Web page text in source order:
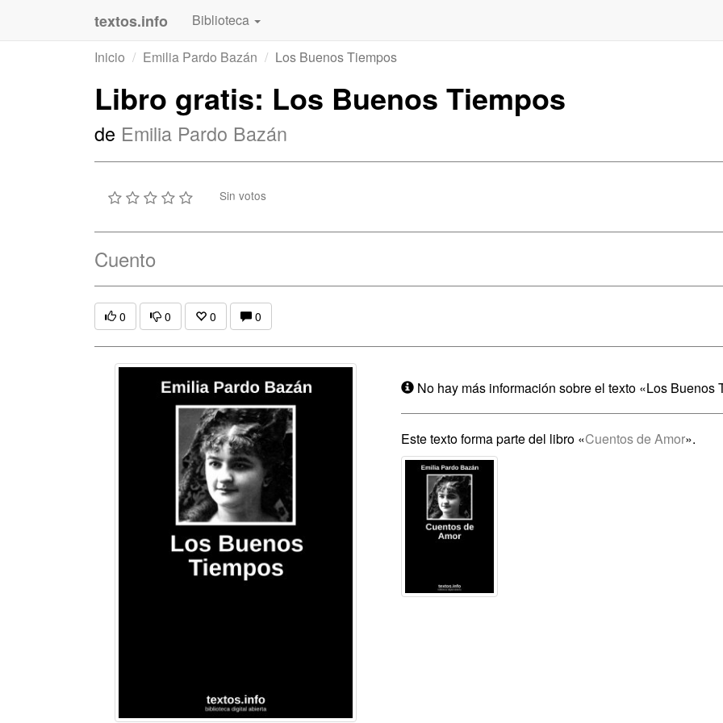
textos.info Biblioteca
Inicio
Emilia Pardo Bazán Los Buenos Tiempos
Libro gratis: Los Buenos Tiempos
de Emilia Pardo Bazán
Sin votos
Cuento
0 0 0 0
No hay más información sobre el texto «Los Buenos
Este texto forma parte del libro «Cuentos de Amor».